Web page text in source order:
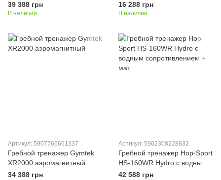
39 388 грн
В наличии
16 288 грн
В наличии
Артикул: 5907766661337
Гребной тренажер Gymtek
XR2000 аэромагнитный
34 388 грн
Артикул: 5902308228832
Гребной тренажер Hop-Sport
HS-160WR Hydro с водным
сопротивлением + мат
42 588 грн